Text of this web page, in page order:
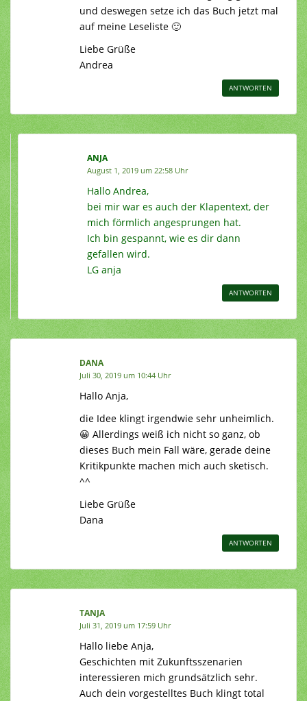
und deswegen setze ich das Buch jetzt mal
auf meine Leseliste 🙂
Liebe Grüße
Andrea
ANTWORTEN
ANJA
August 1, 2019 um 22:58 Uhr
Hallo Andrea,
bei mir war es auch der Klapentext, der
mich förmlich angesprungen hat.
Ich bin gespannt, wie es dir dann
gefallen wird.
LG anja
ANTWORTEN
DANA
Juli 30, 2019 um 10:44 Uhr
Hallo Anja,
die Idee klingt irgendwie sehr unheimlich.
😀 Allerdings weiß ich nicht so ganz, ob
dieses Buch mein Fall wäre, gerade deine
Kritikpunkte machen mich auch sketisch.
^^
Liebe Grüße
Dana
ANTWORTEN
TANJA
Juli 31, 2019 um 17:59 Uhr
Hallo liebe Anja,
Geschichten mit Zukunftsszenarien
interessieren mich grundsätzlich sehr.
Auch dein vorgestelltes Buch klingt total